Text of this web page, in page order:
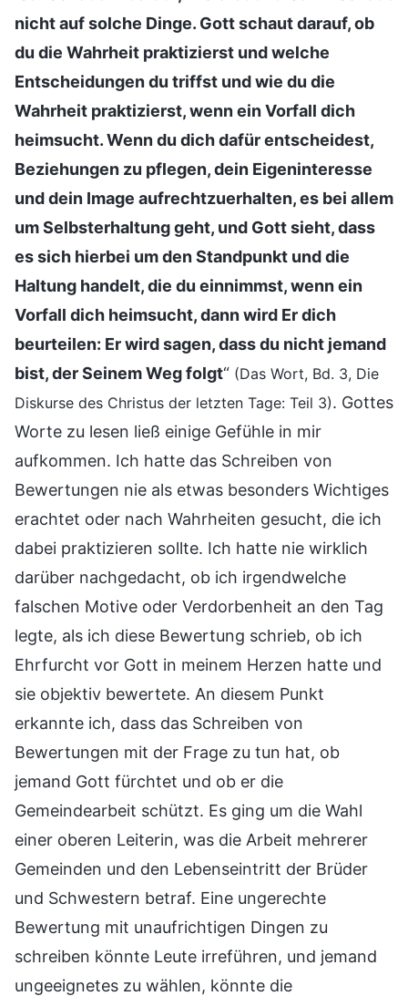
nicht auf solche Dinge. Gott schaut darauf, ob
du die Wahrheit praktizierst und welche
Entscheidungen du triffst und wie du die
Wahrheit praktizierst, wenn ein Vorfall dich
heimsucht. Wenn du dich dafür entscheidest,
Beziehungen zu pflegen, dein Eigeninteresse
und dein Image aufrechtzuerhalten, es bei allem
um Selbsterhaltung geht, und Gott sieht, dass
es sich hierbei um den Standpunkt und die
Haltung handelt, die du einnimmst, wenn ein
Vorfall dich heimsucht, dann wird Er dich
beurteilen: Er wird sagen, dass du nicht jemand
bist, der Seinem Weg folgt“ (Das Wort, Bd. 3, Die
Diskurse des Christus der letzten Tage: Teil 3). Gottes
Worte zu lesen ließ einige Gefühle in mir
aufkommen. Ich hatte das Schreiben von
Bewertungen nie als etwas besonders Wichtiges
erachtet oder nach Wahrheiten gesucht, die ich
dabei praktizieren sollte. Ich hatte nie wirklich
darüber nachgedacht, ob ich irgendwelche
falschen Motive oder Verdorbenheit an den Tag
legte, als ich diese Bewertung schrieb, ob ich
Ehrfurcht vor Gott in meinem Herzen hatte und
sie objektiv bewertete. An diesem Punkt
erkannte ich, dass das Schreiben von
Bewertungen mit der Frage zu tun hat, ob
jemand Gott fürchtet und ob er die
Gemeindearbeit schützt. Es ging um die Wahl
einer oberen Leiterin, was die Arbeit mehrerer
Gemeinden und den Lebenseintritt der Brüder
und Schwestern betraf. Eine ungerechte
Bewertung mit unaufrichtigen Dingen zu
schreiben könnte Leute irreführen, und jemand
ungeeignetes zu wählen, könnte die